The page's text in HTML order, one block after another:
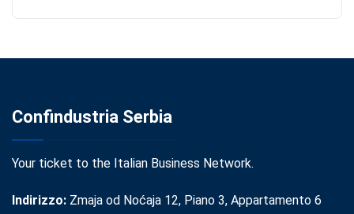
Confindustria Serbia
Your ticket to the Italian Business Network.
Indirizzo: Zmaja od Noćaja 12, Piano 3, Appartamento 6